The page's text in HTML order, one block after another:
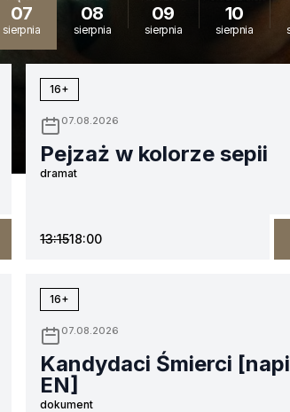
07
sierpnia
08
sierpnia
09
sierpnia
10
sierpnia
16+
07.08.2026
Pejzaż w kolorze sepii
dramat
13:1518:00
16+
07.08.2026
Kandydaci Śmierci
EN]
dokument